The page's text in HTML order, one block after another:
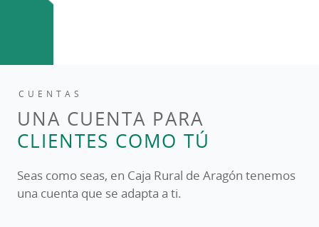
CUENTAS
UNA CUENTA PARA
CLIENTES COMO TÚ
Seas como seas, en Caja Rural de Aragón tenemos
una cuenta que se adapta a ti.